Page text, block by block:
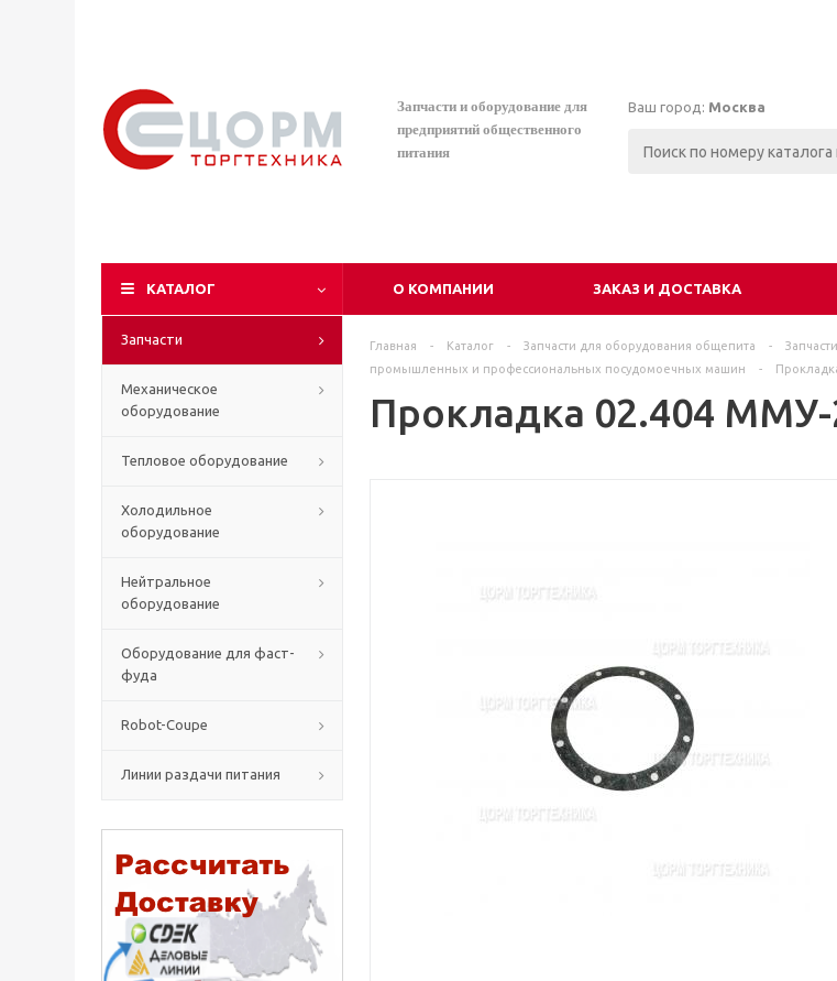
Запчасти и оборудование для
предприятий общественного
питания
Ваш город: Москва
КАТАЛОГ О КОМПАНИИ ЗАКАЗ И ДОСТАВКА
Запчасти
Механическое
оборудование
Тепловое оборудование
Холодильное
оборудование
Нейтральное
оборудование
Оборудование для фаст-
фуда
Robot-Coupe
Линии раздачи питания
Главная - Каталог - Запчасти для оборудования общепита -
промышленных и профессиональных посудомоечных машин
-
Прокладка 02.404 ММУ-